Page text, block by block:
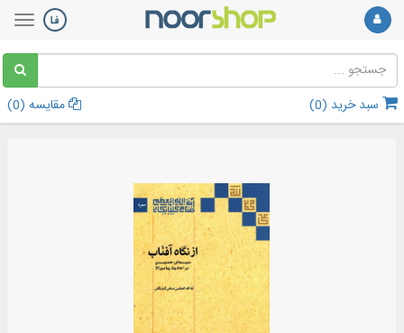
سبد خرید (0
) مقایسه (0
)